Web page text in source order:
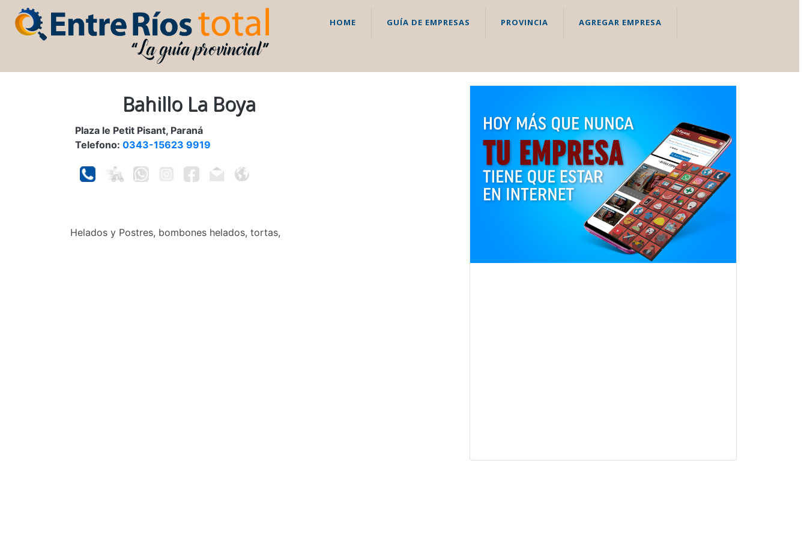
HOME GUÍA DE EMPRESAS PROVINCIA AGREGAR EMPRESA
Bahillo La Boya
Plaza le Petit Pisant, Paraná
Telefono: 0343-15623 9919
Helados y Postres, bombones helados, tortas,